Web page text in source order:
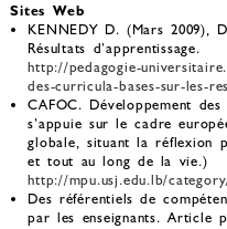
Sites Web
KENNEDY D. (Mars 2009),
Résultats d’apprentissage.
http://pedagogie-
des-curricula-bases-sur-les-
CAFOC. Développement
s’appuie sur le cadre
globale, situant la réflexion
et tout au long de la vie.)
http://mpu.usj.edu.lb/
Des référentiels de
par les enseignants. Article